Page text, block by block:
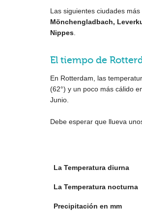
Las siguientes ciudades
Mönchengladbach,
Nippes
El tiempo de
En Rotterdam, las
(62°) y un poco más cálido
Junio.
Debe esperar que llueva
La Temperatura diurna
La Temperatura nocturna
Precipitación en mm